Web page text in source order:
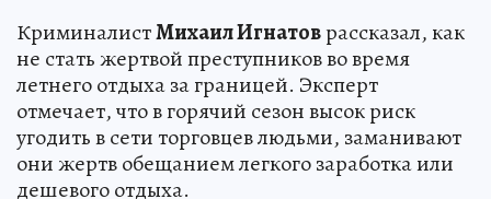
КриминалистМихаил Игнатоврассказал, как
не стать жертвой преступников во время
летнего отдыха за границей. Эксперт
отмечает, что в горячий сезон высок риск
угодить в сети торговцев людьми, заманивают
они жертв обещанием легкого заработка или
дешевого отдыха.